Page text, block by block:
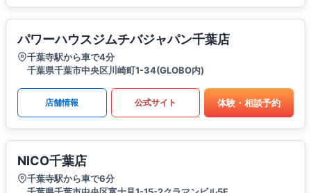
パワーハウスジムチバジャパン千葉店
千葉寺駅から車で4分
千葉県千葉市中央区川崎町1-34(GLOBO内)
店舗情報 公式サイト 体験・相談予約
NICO千葉店
千葉寺駅から車で6分